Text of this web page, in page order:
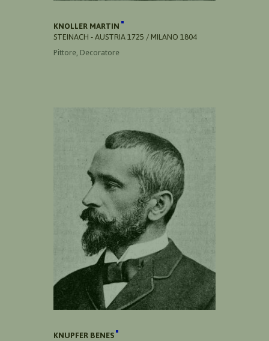
KNOLLER MARTIN
STEINACH - AUSTRIA 1725 / MILANO 1804
Pittore, Decoratore
KNUPFER BENES